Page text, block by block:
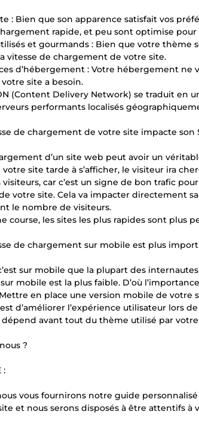
: Bien que son apparence satisfait vos
rapide, et peu sont optimise pour
et gourmands : Bien que votre
vitesse de chargement de votre site.
d’hébergement : Votre hébergement
site a besoin.
(Content Delivery Network) se traduit en
performants localisés
de chargement de votre site impacte son
d’un site web peut avoir un
votre site tarde à s’afficher, le visiteur ira
car c’est un signe de bon trafic
votre site. Cela va impacter directement
le nombre de visiteurs.
course, les sites les plus rapides sont plus
de chargement sur mobile est plus
sur mobile que la plupart des
mobile est la plus faible. D’où
en place une version mobile de
d’améliorer l’expérience utilisateur lors
dépend avant tout du thème utilisé par
?
:
vous fournirons notre guide
et nous serons disposés à être attentifs